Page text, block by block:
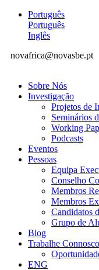
Português
Português
Inglês
novafrica@novasbe.pt
Sobre Nós
Investigação
Projetos de
Seminários
Working
Podcasts
Eventos
Pessoas
Equipa
Conselho
Membros
Membros
Candidatos
Grupo de
Blog
Trabalhe Connosco
ENG